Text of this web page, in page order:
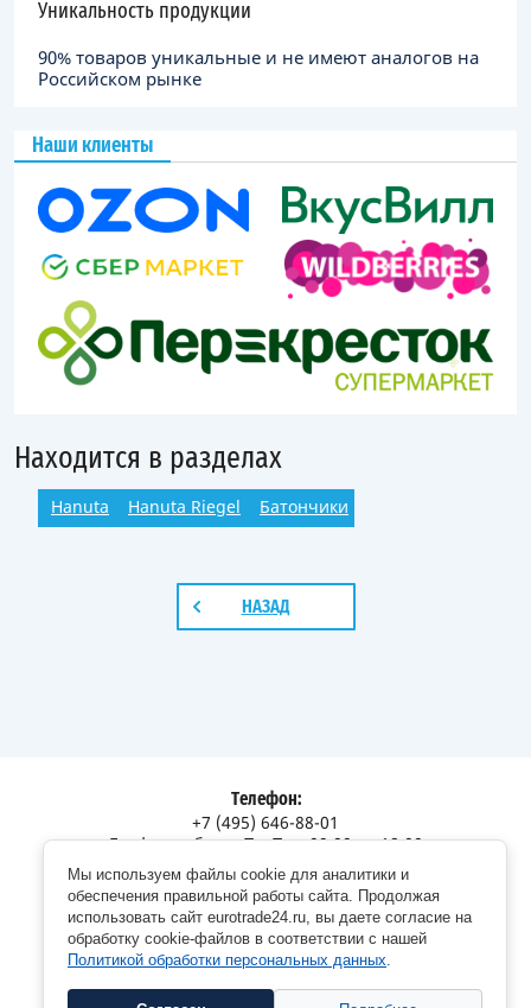
Мы используем файлы cookie для аналитики и
обеспечения правильной работы сайта. Продолжая
использовать сайт eurotrade24.ru, вы даете согласие на
обработку cookie-файлов в соответствии с нашей
Политикой обработки персональных данных.
Уникальность продукции
90% товаров уникальные и не имеют аналогов на
Российском рынке
Наши клиенты
Находится в разделах
Hanuta Hanuta Riegel Батончики
НАЗАД
Телефон:
+7 (495) 646-88-01
График работы: Пн-Пт с 09:00 до 18:00
Адрес:
Московская обл., г. Долгопрудный, Дорожный пр., 12